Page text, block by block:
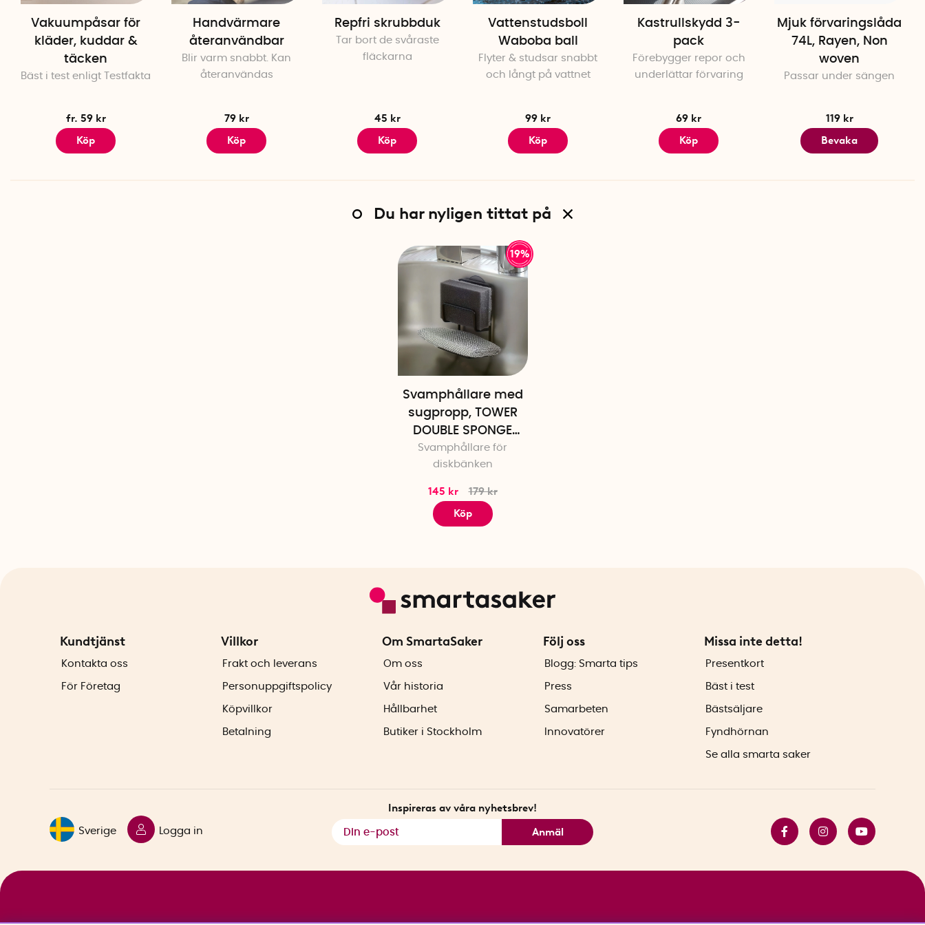
Vakuumpåsar för
kläder, kuddar &
täcken
Bäst i test enligt Testfakta
fr. 59 kr
Köp
Handvärmare
återanvändbar
Blir varm snabbt. Kan
återanvändas
79 kr
Köp
Repfri skrubbduk
Tar bort de svåraste
fläckarna
45 kr
Köp
Vattenstudsboll
Waboba ball
Flyter & studsar snabbt
och långt på vattnet
99 kr
Köp
Kastrullskydd 3-
pack
Förebygger repor och
underlättar förvaring
69 kr
Köp
Mjuk förvaringslåda
74L, Rayen, Non
woven
Passar under sängen
119 kr
Bevaka
Du har nyligen tittat på
19%
Svamphållare med
sugpropp, TOWER
DOUBLE SPONGE
HOLDER, 7,5 x 6,3 x H
12,7 cm, Yamazaki
Svamphållare för
diskbänken
145 kr
179 kr
Köp
Kundtjänst
Kontakta oss
För Företag
Villkor
Frakt och leverans
Personuppgiftspolicy
Köpvillkor
Betalning
Om SmartaSaker
Om oss
Vår historia
Hållbarhet
Butiker i Stockholm
Följ oss
Blogg: Smarta tips
Press
Samarbeten
Innovatörer
Missa inte detta!
Presentkort
Bäst i test
Bästsäljare
Fyndhörnan
Se alla smarta saker
Sverige Logga in
Inspireras av våra nyhetsbrev!
Anmäl